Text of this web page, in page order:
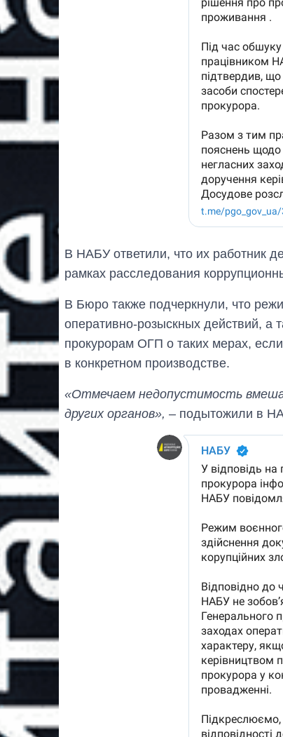
В НАБУ ответили, что их работник
рамках расследования
В Бюро также подчеркнули, что
оперативно-розыскных действий, а
прокурорам ОГП о таких мерах,
в конкретном производстве.
«Отмечаем недопустимость
других органов», – подытожили в